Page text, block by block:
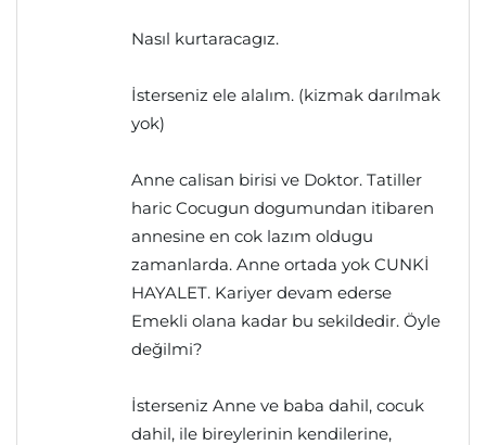
Nasıl kurtaracagız.
İsterseniz ele alalım. (kizmak darılmak
yok)
Anne calisan birisi ve Doktor. Tatiller
haric Cocugun dogumundan itibaren
annesine en cok lazım oldugu
zamanlarda. Anne ortada yok CUNKİ
HAYALET. Kariyer devam ederse
Emekli olana kadar bu sekildedir. Öyle
değilmi?
İsterseniz Anne ve baba dahil, cocuk
dahil, ile bireylerinin kendilerine,